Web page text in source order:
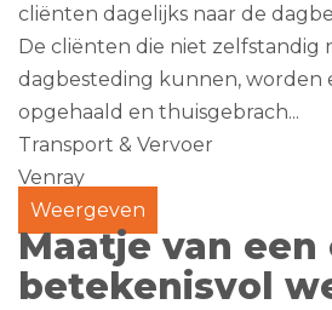
cliënten dagelijks naar de
De cliënten die niet zelfstandig
dagbesteding kunnen, worden
opgehaald en thuisgebrach...
Transport & Vervoer
Venray
Weergeven
Maatje van
betekenisvol